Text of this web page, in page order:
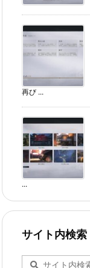
再び ...
...
サイト内検索